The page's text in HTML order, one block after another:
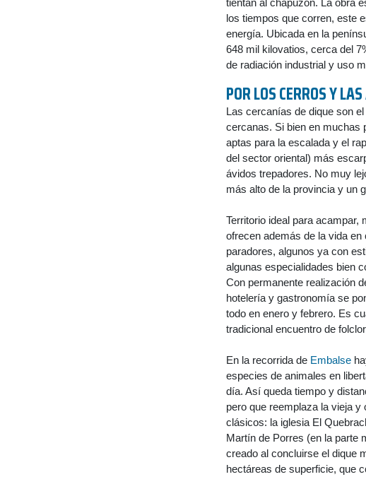
tientan al chapuzón. La obra
los tiempos que corren, este
energía. Ubicada en la
648 mil kilovatios, cerca del
de radiación industrial y uso
POR LOS CERROS Y
Las cercanías de dique son
cercanas. Si bien en muchas
aptas para la escalada y el
del sector oriental) más
ávidos trepadores. No muy
más alto de la provincia y un
Territorio ideal para
ofrecen además de la vida
paradores, algunos ya con
algunas especialidades bien
Con permanente realización
hotelería y gastronomía se
todo en enero y febrero. Es
tradicional encuentro de
En la recorrida de Embalse
especies de animales en
día. Así queda tiempo y
pero que reemplaza la vieja
clásicos: la iglesia El
Martín de Porres (en la parte
creado al concluirse el dique
hectáreas de superficie, que